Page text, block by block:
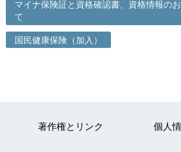
マイナ保険証と資格確認書、資格情報の
て
国民健康保険（加入）
著作権とリンク 個人